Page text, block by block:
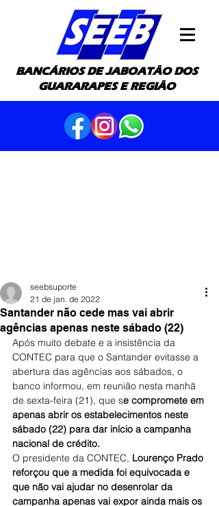
BANCÁRIOS DE JABOATÃO DOS
GUARARAPES E REGIÃO
Santander não cede mas vai abrir
agências apenas neste sábado (22)
seebsuporte
21 de jan. de 2022
Após muito debate e a insistência da
CONTEC para que o Santander evitasse a
abertura das agências aos sábados, o
banco informou, em reunião nesta manhã
de sexta-feira (21), que se compromete em
apenas abrir os estabelecimentos neste
sábado (22) para dar início a campanha
nacional de crédito.
O presidente da CONTEC, Lourenço Prado
reforçou que a medida foi equivocada e
que não vai ajudar no desenrolar da
campanha apenas vai expor ainda mais os